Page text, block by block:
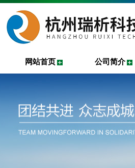
网站首页 公司简介